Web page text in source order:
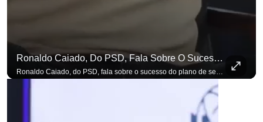
Ronaldo Caiado, Do PSD, Fala Sobre O Sucesso Do Plano De Segurança Pública
para não perder